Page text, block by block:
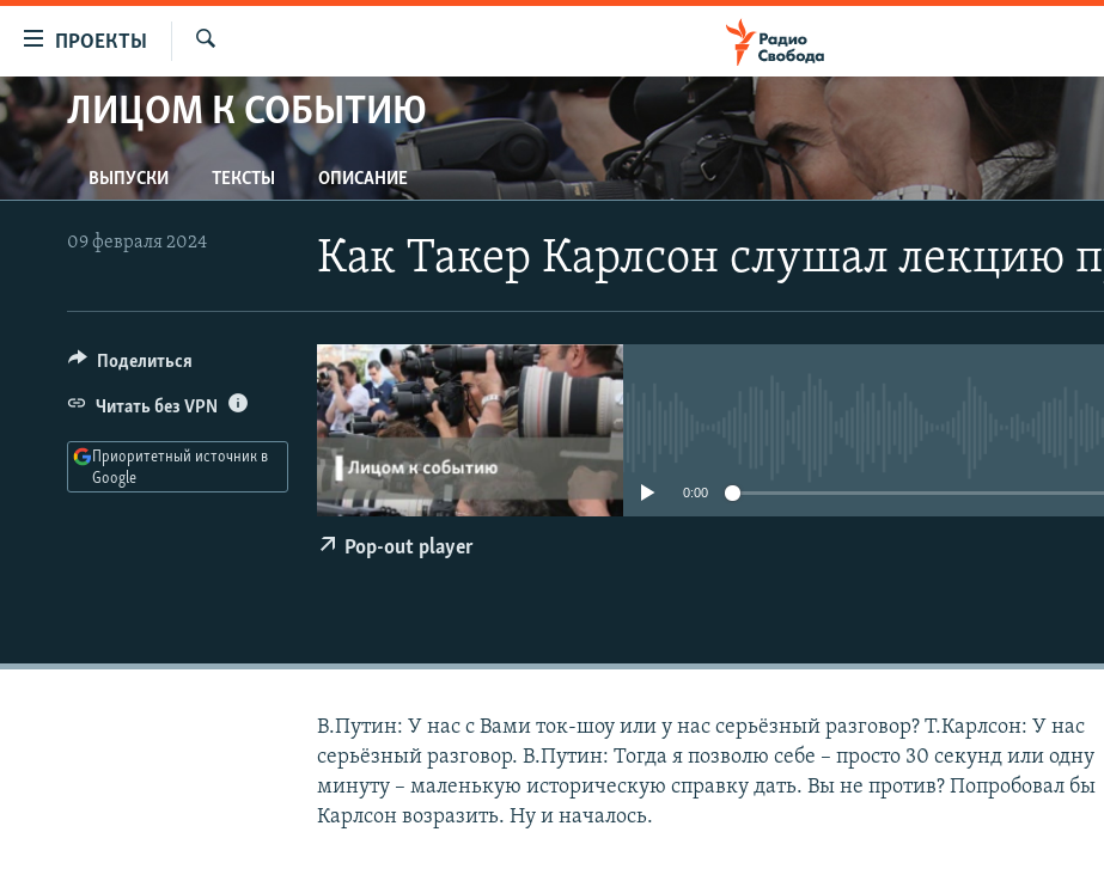
упрощенного
доступа
Вернуться
к
основному
главной
Вернутся
ПРОЕКТЫ
ПРОГРАММЫ
ПОДКАСТЫ
АВТОРСКИЕ ПРОЕКТЫ
ЦИТАТЫ СВОБОДЫ
IDEL.РЕАЛИИ
КАВКАЗ.РЕАЛИИ
СЕВЕР.РЕАЛИИ
СИБИРЬ.РЕАЛИИ
Искать
ЛИЦОМ К СОБЫТИЮ
Apple Podcasts
ВЫПУСКИ ТЕКСТЫ ОПИСАНИЕ
Как Такер Карлсон слушал лекцию
09 февраля 2024
0:00
Pop-out player
Поделиться
Читать без VPN
Приоритетный источник в
Google
В.Путин: У нас с Вами ток-шоу или у нас серьёзный разговор? Т.Карлсон: У нас
серьёзный разговор. В.Путин: Тогда я позволю себе – просто 30 секунд или одну
минуту – маленькую историческую справку дать. Вы не против? Попробовал бы
Карлсон возразить. Ну и началось.